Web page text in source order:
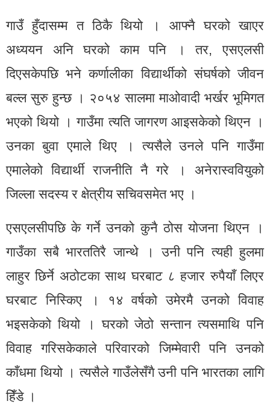
गाउँ हुँदासम्म त ठिकै थियो । आफ्नै घरको खाएर
अध्ययन अनि घरको काम पनि । तर, एसएलसी
दिएसकेपछि भने कर्णालीका विद्यार्थीको संघर्षको जीवन
बल्ल सुरु हुन्छ । २०५४ सालमा माओवादी भर्खर भूमिगत
भएको थियो । गाउँमा त्यति जागरण आइसकेको थिएन ।
उनका बुवा एमाले थिए । त्यसैले उनले पनि गाउँमा
एमालेको विद्यार्थी राजनीति नै गरे । अनेरास्ववियुको
जिल्ला सदस्य र क्षेत्रीय सचिवसमेत भए ।
एसएलसीपछि के गर्ने उनको कुनै ठोस योजना थिएन ।
गाउँका सबै भारततिरै जान्थे । उनी पनि त्यही हुलमा
लाहुर छिर्ने अठोटका साथ घरबाट ८ हजार रुपैयाँ लिएर
घरबाट निस्किए । १४ वर्षको उमेरमै उनको विवाह
भइसकेको थियो । घरको जेठो सन्तान त्यसमाथि पनि
विवाह गरिसकेकाले परिवारको जिम्मेवारी पनि उनको
काँधमा थियो । त्यसैले गाउँलेसँगै उनी पनि भारतका लागि
हिँडे ।